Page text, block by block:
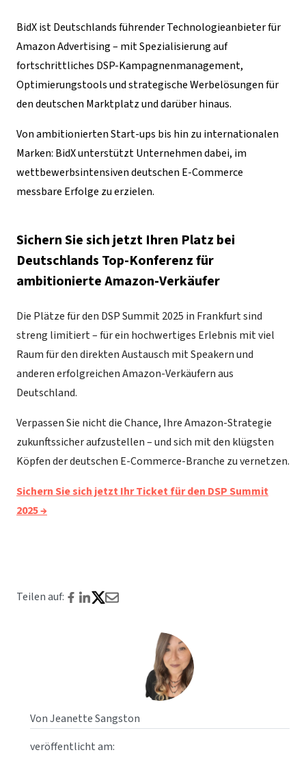
BidX ist Deutschlands führender Technologieanbieter für
Amazon Advertising – mit Spezialisierung auf
fortschrittliches DSP-Kampagnenmanagement,
Optimierungstools und strategische Werbelösungen für
den deutschen Marktplatz und darüber hinaus.
Von ambitionierten Start-ups bis hin zu internationalen
Marken: BidX unterstützt Unternehmen dabei, im
wettbewerbsintensiven deutschen E-Commerce
messbare Erfolge zu erzielen.
Sichern Sie sich jetzt Ihren Platz bei
Deutschlands Top-Konferenz für
ambitionierte Amazon-Verkäufer
Die Plätze für den DSP Summit 2025 in Frankfurt sind
streng limitiert – für ein hochwertiges Erlebnis mit viel
Raum für den direkten Austausch mit Speakern und
anderen erfolgreichen Amazon-Verkäufern aus
Deutschland.
Verpassen Sie nicht die Chance, Ihre Amazon-Strategie
zukunftssicher aufzustellen – und sich mit den klügsten
Köpfen der deutschen E-Commerce-Branche zu vernetzen.
Sichern Sie sich jetzt Ihr Ticket für den DSP Summit
2025 →
Teilen auf:
Von Jeanette Sangston
veröffentlicht am: